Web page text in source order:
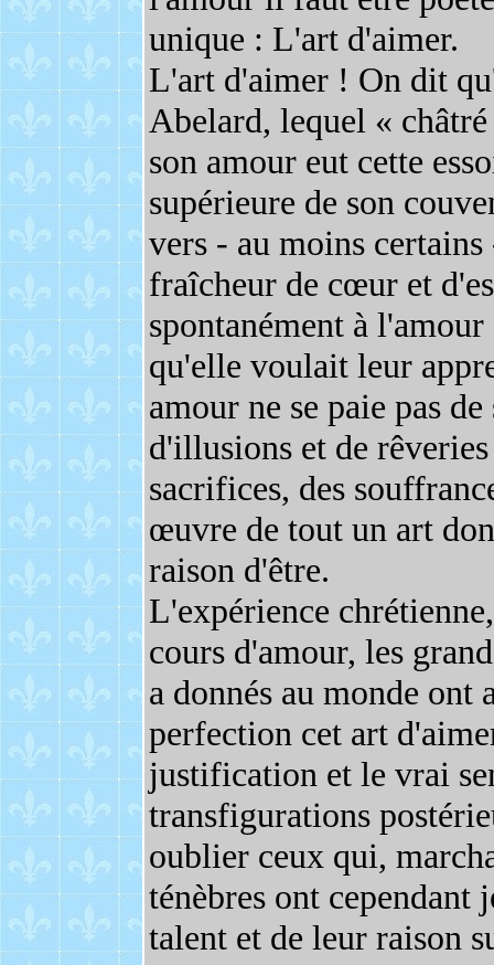
unique : L'art d'aimer.
L'art d'aimer ! On dit
Abelard, lequel «
son amour eut cette
supérieure de son
vers - au moins
fraîcheur de cœur et
spontanément à l'amour
qu'elle voulait leur
amour ne se paie pas
d'illusions et de
sacrifices, des
œuvre de tout un art
raison d'être.
L'expérience
cours d'amour, les
a donnés au monde ont
perfection cet art
justification et le vrai
transfigurations
oublier ceux qui,
ténèbres ont cependant
talent et de leur raison